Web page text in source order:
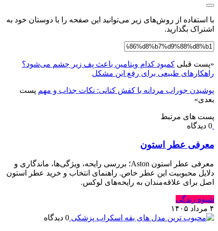
با استفاده از روش‌های زیر می‌توانید این صفحه را با دوستان خود به
اشتراک بگذارید.
«پست قبلی کمبود کدام ویتامین باعث پف زیر چشم می‌شود؟
راهکارهای طبیعی برای رفع این مشکل
پوشیدن جوراب مردانه با کفش کتانی: نکات جذاب و مهم پست
بعدی»
پست های مرتبط
0 دیدگاه
معرفی عطر استون
معرفی عطر استون Aston؛ بررسی رایحه، ویژگی‌ها، ماندگاری و
دلایل محبوبیت این عطر خاص. راهنمای انتخاب و خرید عطر استون
اصل برای علاقه‌مندان به رایحه‌های لوکس.
شیوه زندگی
۴ مرداد ۱۴۰۵
0 دیدگاه